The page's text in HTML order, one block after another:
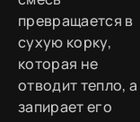
превращается в
сухую корку,
которая не
отводит тепло, а
запирает его